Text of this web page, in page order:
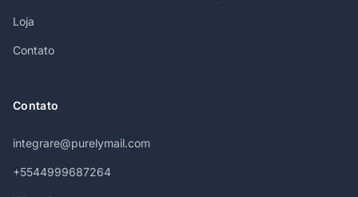
Loja
Contato
Contato
integrare@purelymail.com
+5544999687264